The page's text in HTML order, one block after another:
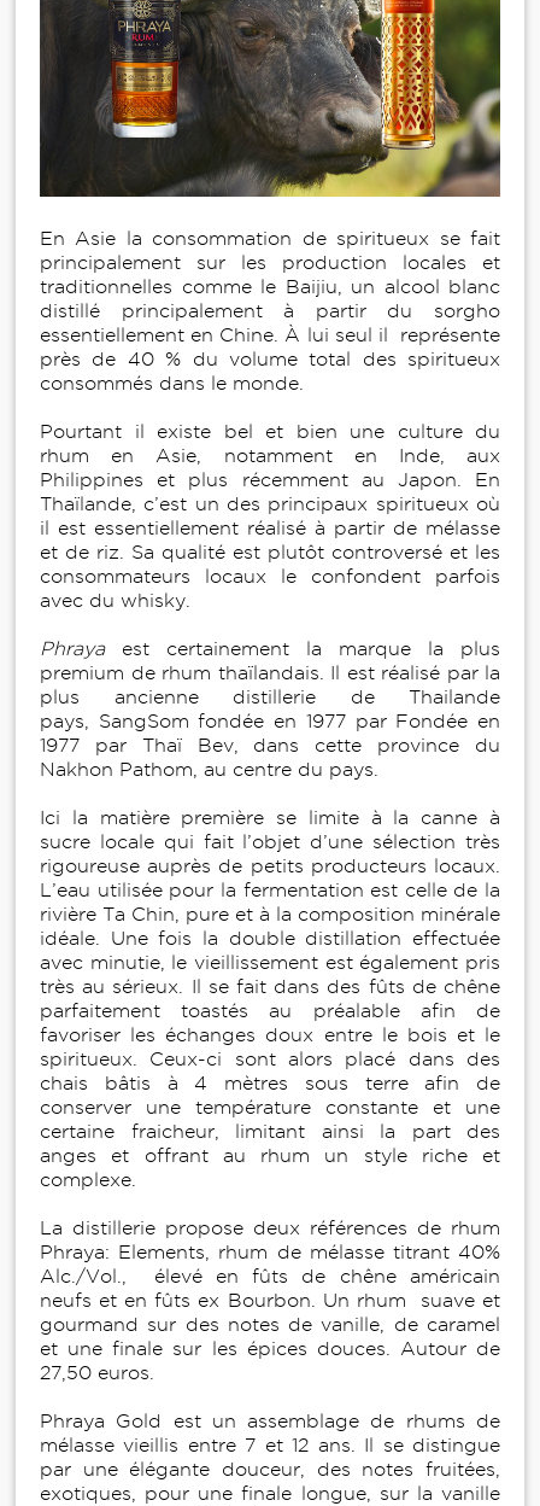
En Asie la consommation de spiritueux se fait
principalement sur les production locales et
traditionnelles comme le Baijiu, un alcool blanc
distillé principalement à partir du sorgho
essentiellement en Chine. À lui seul il représente
près de 40 % du volume total des spiritueux
consommés dans le monde.
Pourtant il existe bel et bien une culture du
rhum en Asie, notamment en Inde, aux
Philippines et plus récemment au Japon. En
Thaïlande, c’est un des principaux spiritueux où
il est essentiellement réalisé à partir de mélasse
et de riz. Sa qualité est plutôt controversé et les
consommateurs locaux le confondent parfois
avec du whisky.
Phrayaest certainement la marque la plus
premium de rhum thaïlandais. Il est réalisé par la
plus ancienne distillerie de Thailande
pays, SangSom fondée en 1977 par Fondée en
1977 par Thaï Bev, dans cette province du
Nakhon Pathom, au centre du pays.
Ici la matière première se limite à la canne à
sucre locale qui fait l’objet d’une sélection très
rigoureuse auprès de petits producteurs locaux.
L’eau utilisée pour la fermentation est celle de la
rivière Ta Chin, pure et à la composition minérale
idéale. Une fois la double distillation effectuée
avec minutie, le vieillissement est également pris
très au sérieux. Il se fait dans des fûts de chêne
parfaitement toastés au préalable afin de
favoriser les échanges doux entre le bois et le
spiritueux. Ceux-ci sont alors placé dans des
chais bâtis à 4 mètres sous terre afin de
conserver une température constante et une
certaine fraicheur, limitant ainsi la part des
anges et offrant au rhum un style riche et
complexe.
La distillerie propose deux références de rhum
Phraya: Elements, rhum de mélasse titrant 40%
Alc./Vol., élevé en fûts de chêne américain
neufs et en fûts ex Bourbon. Un rhum suave et
gourmand sur des notes de vanille, de caramel
et une finale sur les épices douces. Autour de
27,50 euros.
Phraya Gold est un assemblage de rhums de
mélasse vieillis entre 7 et 12 ans. Il se distingue
par une élégante douceur, des notes fruitées,
exotiques, pour une finale longue, sur la vanille